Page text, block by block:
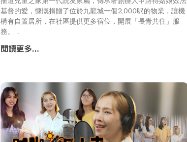
基督的愛，慷慨捐贈了位於九龍城一個2,000呎的物業，讓機
構有自置居所，在社區提供更多宿位，開展「長青共住」服
務。
閱讀更多...